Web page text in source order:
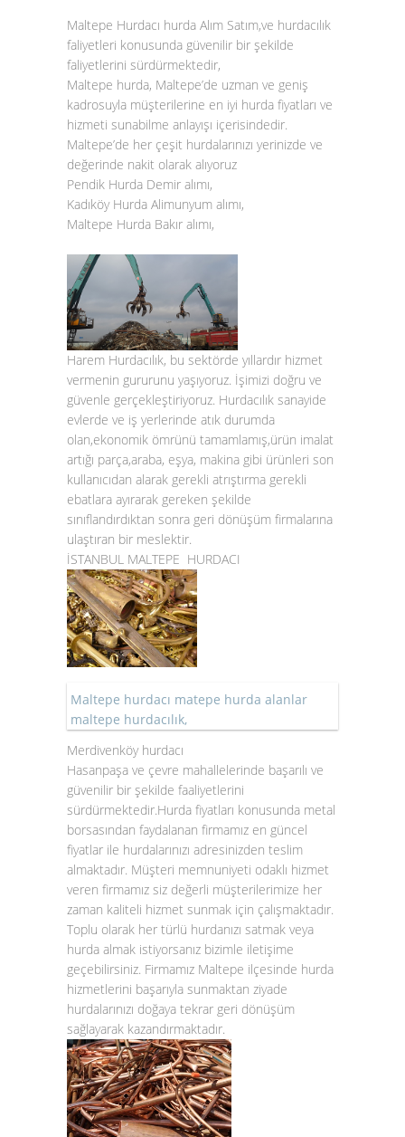
Maltepe Hurdacı hurda Alım Satım,ve hurdacılık
faliyetleri konusunda güvenilir bir şekilde
faliyetlerini sürdürmektedir,
Maltepe hurda, Maltepe’de uzman ve geniş
kadrosuyla müşterilerine en iyi hurda fiyatları ve
hizmeti sunabilme anlayışı içerisindedir.
Maltepe’de her çeşit hurdalarınızı yerinizde ve
değerinde nakit olarak alıyoruz
Pendik Hurda Demir alımı,
Kadıköy Hurda Alimunyum alımı,
Maltepe Hurda Bakır alımı,
Harem Hurdacılık, bu sektörde yıllardır hizmet
vermenin gururunu yaşıyoruz. İşimizi doğru ve
güvenle gerçekleştiriyoruz. Hurdacılık sanayide
evlerde ve iş yerlerinde atık durumda
olan,ekonomik ömrünü tamamlamış,ürün imalat
artığı parça,araba, eşya, makina gibi ürünleri son
kullanıcıdan alarak gerekli atrıştırma gerekli
ebatlara ayırarak gereken şekilde
sınıflandırdıktan sonra geri dönüşüm firmalarına
ulaştıran bir meslektir.
İSTANBUL MALTEPE HURDACI
Maltepe hurdacı matepe hurda alanlar
maltepe hurdacılık,
Merdivenköy hurdacı
Hasanpaşa ve çevre mahallelerinde başarılı ve
güvenilir bir şekilde faaliyetlerini
sürdürmektedir.Hurda fiyatları konusunda metal
borsasından faydalanan firmamız en güncel
fiyatlar ile hurdalarınızı adresinizden teslim
almaktadır. Müşteri memnuniyeti odaklı hizmet
veren firmamız siz değerli müşterilerimize her
zaman kaliteli hizmet sunmak için çalışmaktadır.
Toplu olarak her türlü hurdanızı satmak veya
hurda almak istiyorsanız bizimle iletişime
geçebilirsiniz. Firmamız Maltepe ilçesinde hurda
hizmetlerini başarıyla sunmaktan ziyade
hurdalarınızı doğaya tekrar geri dönüşüm
sağlayarak kazandırmaktadır.